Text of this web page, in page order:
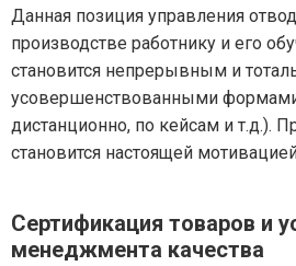
Данная позиция управления
производстве работнику и его
становится непрерывным и
усовершенствованными
дистанционно, по кейсам и т.д.).
становится настоящей
Сертификация товаров и
менеджмента качества